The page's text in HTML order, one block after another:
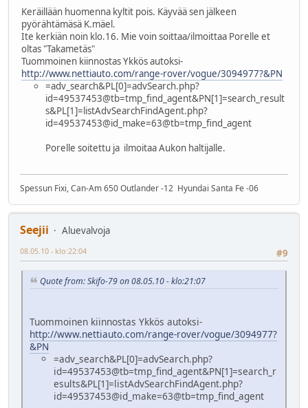
Keräillään huomenna kyltit pois. Käyvää sen jälkeen
pyörähtämäsä K.mäel.
Ite kerkiän noin klo.16. Mie voin soittaa/ilmoittaa Porelle et
oltas "Takametäs"
Tuommoinen kiinnostas Ykkös autoksi-
http://www.nettiauto.com/range-rover/vogue/3094977?&PN
=adv_search&PL[0]=advSearch.php?
id=49537453@tb=tmp_find_agent&PN[1]=search_result
s&PL[1]=listAdvSearchFindAgent.php?
id=49537453@id_make=63@tb=tmp_find_agent
Porelle soitettu ja ilmoitaa Aukon haltijalle.
Spessun Fixi, Can-Am 650 Outlander -12 Hyundai Santa Fe -06
Seejii
Aluevalvoja
#9
08.05.10 - klo:22:04
Quote from: Skifo-79 on 08.05.10 - klo:21:07
Tuommoinen kiinnostas Ykkös autoksi-
http://www.nettiauto.com/range-rover/vogue/3094977?
&PN
=adv_search&PL[0]=advSearch.php?
id=49537453@tb=tmp_find_agent&PN[1]=search_r
esults&PL[1]=listAdvSearchFindAgent.php?
id=49537453@id_make=63@tb=tmp_find_agent